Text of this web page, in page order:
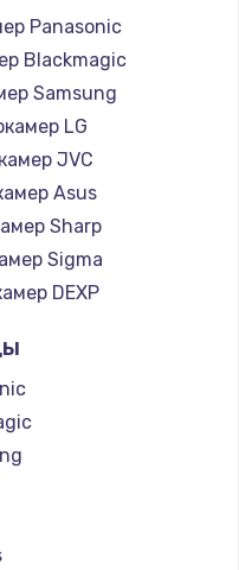
Panasonic
Blackmagic
Samsung
LG
JVC
Asus
Sharp
Sigma
DEXP